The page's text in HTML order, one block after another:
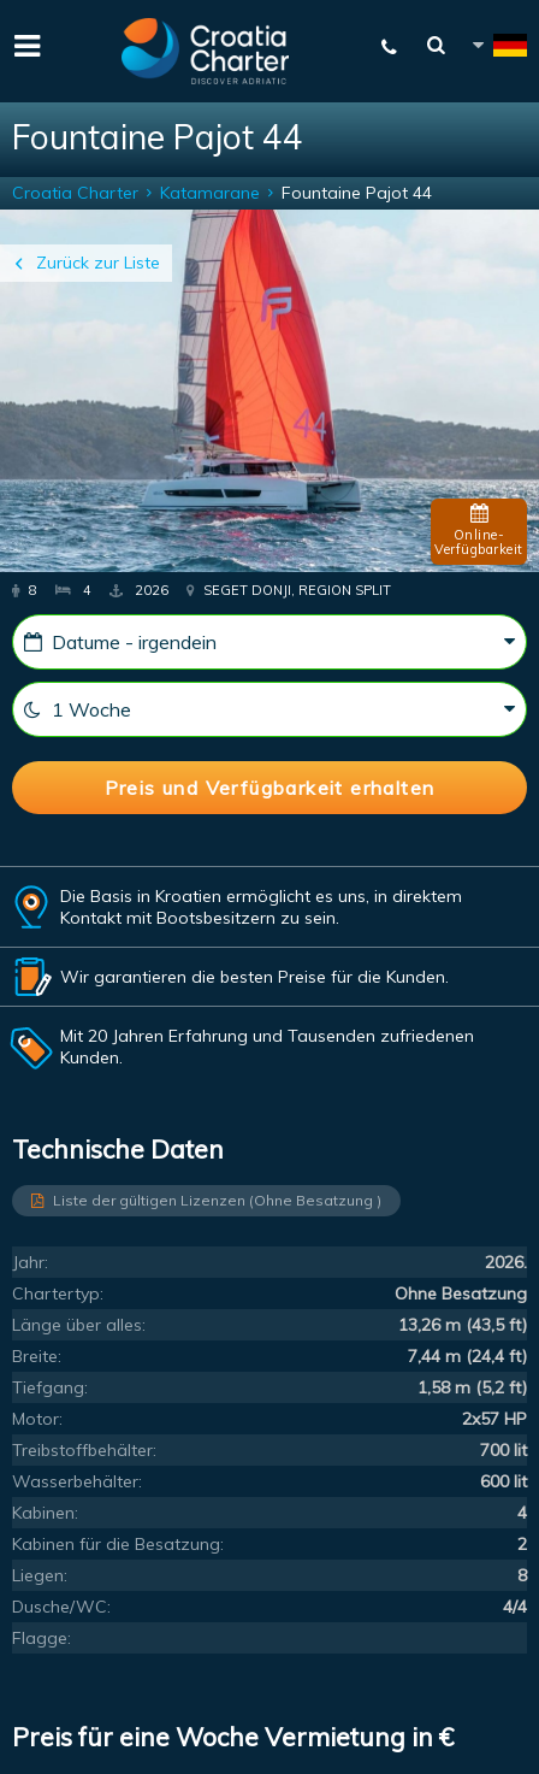
Fountaine Pajot 44
Zurück zur Liste
Croatia Charter Katamarane Fountaine Pajot 44
Online-
Verfügbarkeit
8 4 2026 SEGET DONJI, REGION SPLIT
Die Basis in Kroatien ermöglicht es uns, in direktem
Kontakt mit Bootsbesitzern zu sein.
Wir garantieren die besten Preise für die Kunden.
Mit 20 Jahren Erfahrung und Tausenden zufriedenen
Kunden.
Technische Daten
Liste der gültigen Lizenzen (Ohne Besatzung )
Jahr:
2026.
Chartertyp:
Ohne Besatzung
Länge über alles:
13,26 m (43,5 ft)
Breite:
7,44 m (24,4 ft)
Tiefgang:
1,58 m (5,2 ft)
Motor:
2x57 HP
Treibstoffbehälter:
700 lit
Wasserbehälter:
600 lit
Kabinen:
4
Kabinen für die Besatzung:
2
Liegen:
8
Dusche/WC:
4/4
Flagge:
Preis für eine Woche Vermietung in €